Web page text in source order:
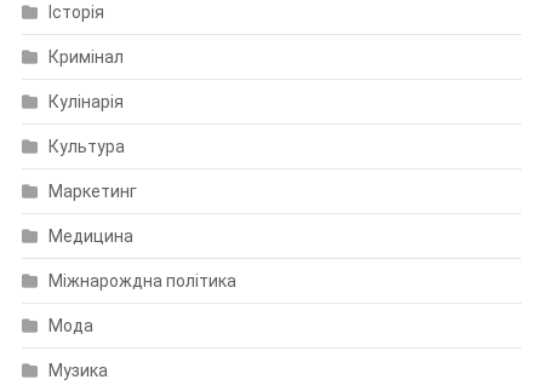
Історія
Кримінал
Кулінарія
Культура
Маркетинг
Медицина
Міжнарождна політика
Мода
Музика